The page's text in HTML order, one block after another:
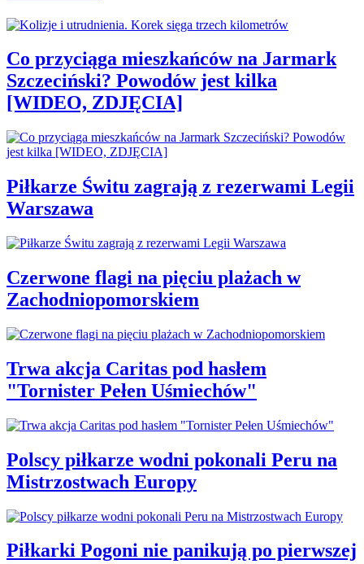
Co przyciąga mieszkańców na Jarmark
Szczeciński? Powodów jest kilka
[WIDEO, ZDJĘCIA]
Piłkarze Świtu zagrają z rezerwami Legii
Warszawa
Czerwone flagi na pięciu plażach w
Zachodniopomorskiem
Trwa akcja Caritas pod hasłem
"Tornister Pełen Uśmiechów"
Polscy piłkarze wodni pokonali Peru na
Mistrzostwach Europy
Piłkarki Pogoni nie panikują po pierwszej